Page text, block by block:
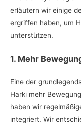
erläutern wir einige
ergriffen haben, um
unterstützen.
1. Mehr
Eine der
Harki mehr
haben wir
integriert. Wir